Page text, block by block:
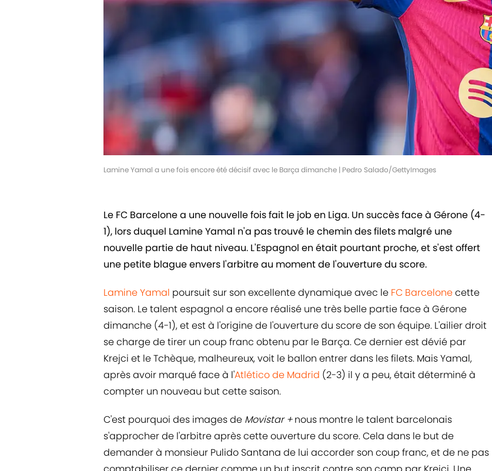
Lamine Yamal a une fois encore été décisif avec le Barça dimanche | Pedro Salado/GettyImages
Le FC Barcelone a une nouvelle fois fait le job en Liga. Un succès face à Gérone (4-
1), lors duquel Lamine Yamal n'a pas trouvé le chemin des filets malgré une
nouvelle partie de haut niveau. L'Espagnol en était pourtant proche, et s'est offert
une petite blague envers l'arbitre au moment de l'ouverture du score.
Lamine Yamal poursuit sur son excellente dynamique avec le FC Barcelonecette
saison. Le talent espagnol a encore réalisé une très belle partie face à Gérone
dimanche (4-1), et est à l'origine de l'ouverture du score de son équipe. L'ailier droit
se charge de tirer un coup franc obtenu par le Barça. Ce dernier est dévié par
Krejci et le Tchèque, malheureux, voit le ballon entrer dans les filets. Mais Yamal,
après avoir marqué face à l'Atlético de Madrid (2-3) il y a peu, était déterminé à
compter un nouveau but cette saison.
C'est pourquoi des images de Movistar +nous montre le talent barcelonais
s'approcher de l'arbitre après cette ouverture du score. Cela dans le but de
demander à monsieur Pulido Santana de lui accorder son coup franc, et de ne pas